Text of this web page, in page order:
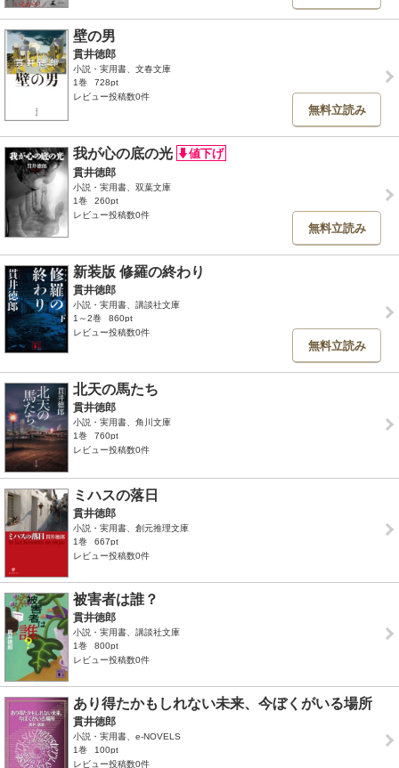
壁の男
貫井徳郎
小説・実用書、文春文庫
1巻
728pt
レビュー投稿数0件
無料立読み
我が心の底の光
貫井徳郎
小説・実用書、双葉文庫
1巻
260pt
レビュー投稿数0件
無料立読み
新装版 修羅の終わり
貫井徳郎
小説・実用書、講談社文庫
1～2巻
860pt
レビュー投稿数0件
無料立読み
北天の馬たち
貫井徳郎
小説・実用書、角川文庫
1巻
760pt
レビュー投稿数0件
ミハスの落日
貫井徳郎
小説・実用書、創元推理文庫
1巻
667pt
レビュー投稿数0件
被害者は誰？
貫井徳郎
小説・実用書、講談社文庫
1巻
800pt
レビュー投稿数0件
あり得たかもしれない未来、今ぼくがいる場所
貫井徳郎
小説・実用書、e-NOVELS
1巻
100pt
レビュー投稿数0件